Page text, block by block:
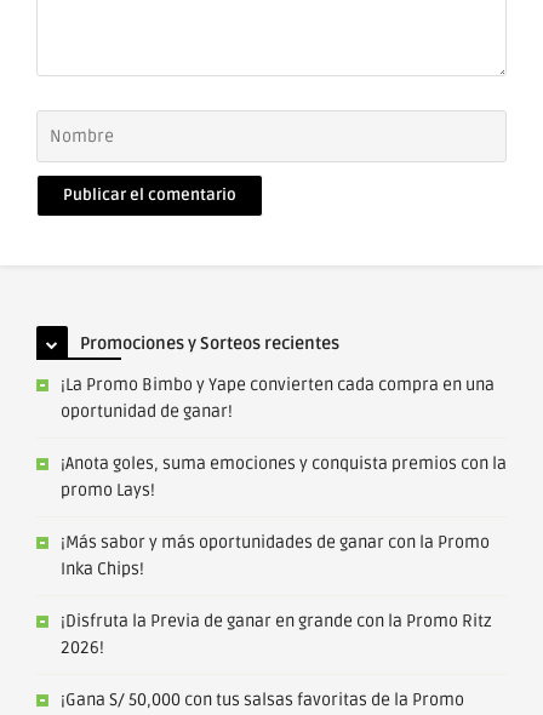
Nombre
Correo
electrónico
Promociones y Sorteos recientes
¡La Promo Bimbo y Yape convierten cada compra en una
oportunidad de ganar!
¡Anota goles, suma emociones y conquista premios con la
promo Lays!
¡Más sabor y más oportunidades de ganar con la Promo
Inka Chips!
¡Disfruta la Previa de ganar en grande con la Promo Ritz
2026!
¡Gana S/ 50,000 con tus salsas favoritas de la Promo